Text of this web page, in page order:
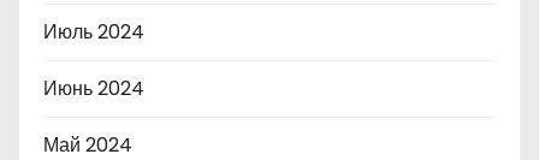
Июль 2024
Июнь 2024
Май 2024